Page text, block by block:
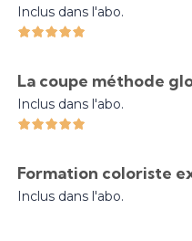
Inclus dans l'abo.
La coupe méthode
Inclus dans l'abo.
Formation coloriste
Inclus dans l'abo.